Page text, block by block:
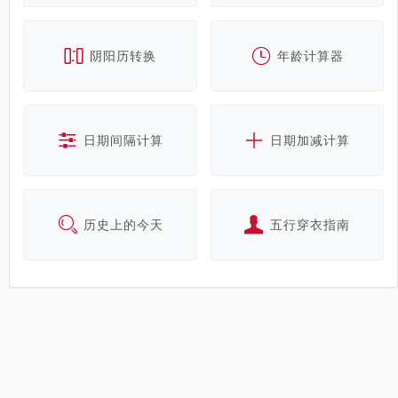
阴阳历转换 年龄计算器
日期间隔计算 日期加减计算
历史上的今天 五行穿衣指南